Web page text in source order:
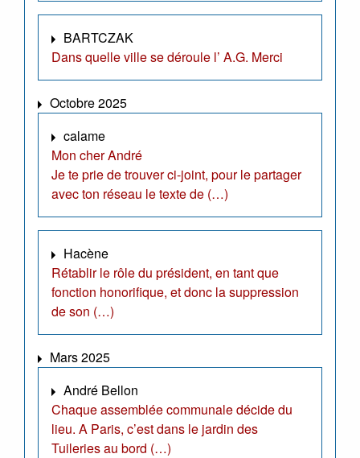
BARTCZAK
Dans quelle ville se déroule l’ A.G. Merci
Octobre 2025
calame
Mon cher André
Je te prie de trouver ci-joint, pour le partager
avec ton réseau le texte de (…)
Hacène
Rétablir le rôle du président, en tant que
fonction honorifique, et donc la suppression
de son (…)
Mars 2025
André Bellon
Chaque assemblée communale décide du
lieu. A Paris, c’est dans le jardin des
Tuileries au bord (…)